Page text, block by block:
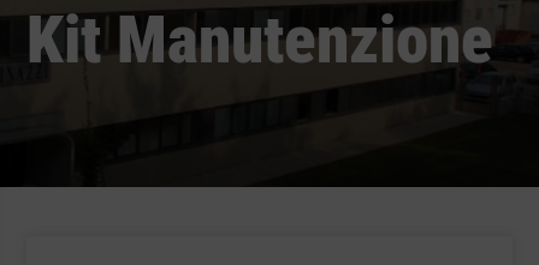
Kit Manutenzione